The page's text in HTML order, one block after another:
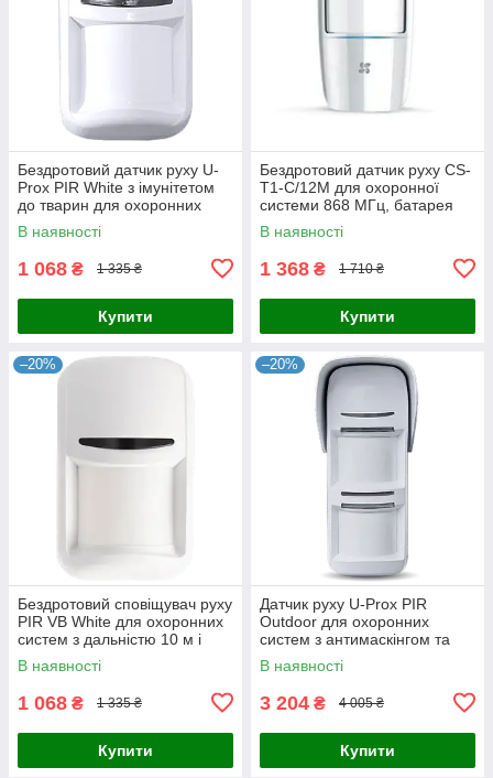
Бездротовий датчик руху U-
Prox PIR White з імунітетом
до тварин для охоронних
систем, термокомпенсація,
регулювання чутливості,
В наявності
1 068 ₴ 1 335 ₴
Купити
Бездротовий датчик руху CS-
T1-C/12M для охоронної
системи 868 МГц, батарея
CR123, температурний
діапазон -10 °C - 60 °C,
В наявності
1 368 ₴ 1 710 ₴
Купити
–20%
Бездротовий сповіщувач руху
PIR VB White для охоронних
систем з дальністю 10 м і
вбудованим датчиком
температури
В наявності
1 068 ₴ 1 335 ₴
Купити
–20%
Датчик руху U-Prox PIR
Outdoor для охоронних
систем з антимаскінгом та
захистом від саботажу,
автономний у режимі від
В наявності
3 204 ₴ 4 005 ₴
Купити